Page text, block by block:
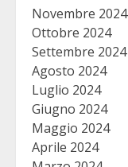
Novembre 2024
Ottobre 2024
Settembre 2024
Agosto 2024
Luglio 2024
Giugno 2024
Maggio 2024
Aprile 2024